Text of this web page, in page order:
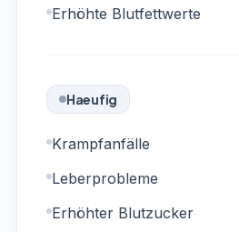
Erhöhte Blutfettwerte
Haeufig
Krampfanfälle
Leberprobleme
Erhöhter Blutzucker